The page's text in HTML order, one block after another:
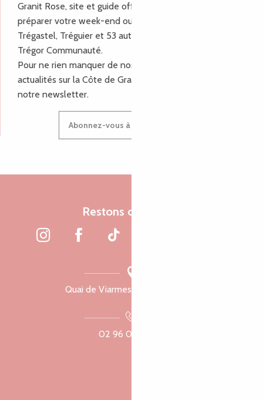
Granit Rose, site et guide officiel pour vous aider à
préparer votre week-end ou vos vacances à Lannion,
Trégastel, Tréguier et 53 autres communes de Lannion-
Trégor Communauté.
Pour ne rien manquer de nos bons plans et nos
actualités sur la Côte de Granit Rose, inscrivez-vous à
notre newsletter.
Abonnez-vous à notre newsletter
Restons connectés
Quai de Viarmes, 22300 Lannion
02 96 05 60 70